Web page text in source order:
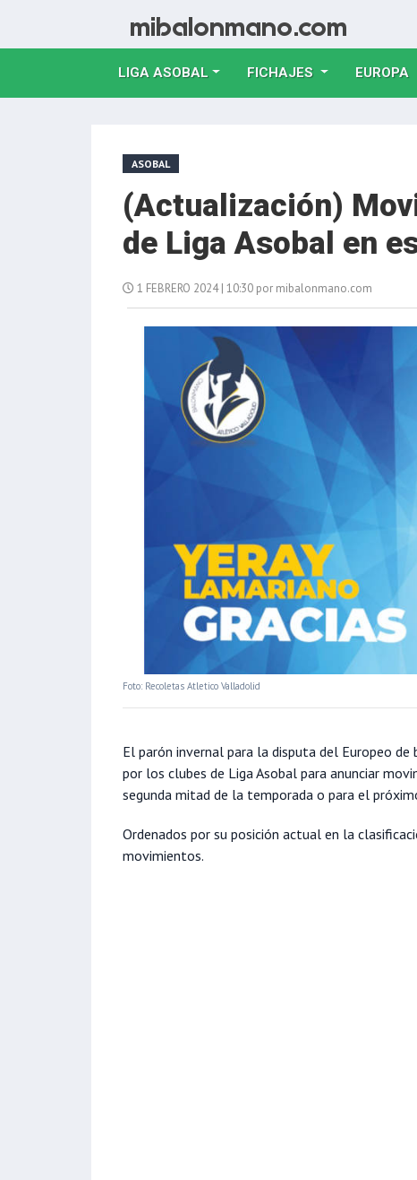
LIGA ASOBAL FICHAJES EUROPA
ASOBAL
(Actualización)
de Liga Asobal en
1 FEBRERO 2024 | 10:30 por mibalonmano.com
Foto: Recoletas Atletico Valladolid
El parón invernal para la disputa del Europeo
por los clubes de Liga Asobal para anunciar
segunda mitad de la temporada o para el
Ordenados por su posición actual en la
movimientos.